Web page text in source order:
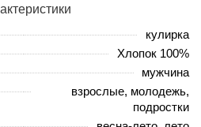
кулирка
Хлопок 100%
мужчина
взрослые, молодежь,
подростки